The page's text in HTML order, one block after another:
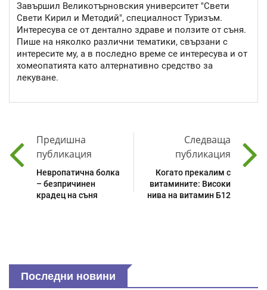
Завършил Великотърновския университет "Свети
Свети Кирил и Методий", специалност Туризъм.
Интересува се от дентално здраве и ползите от съня.
Пише на няколко различни тематики, свързани с
интересите му, а в последно време се интересува и от
хомеопатията като алтернативно средство за
лекуване.
Предишна
публикация
Невропатична болка
– безпричинен
крадец на съня
Следваща
публикация
Когато прекалим с
витамините: Високи
нива на витамин Б12
Последни новини